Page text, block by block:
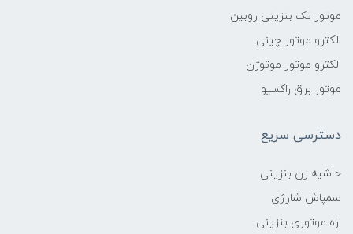
موتور تک بنزینی روبین
الکترو موتور چینی
الکترو موتور موتوژن
موتور برق راکسیو
دسترسی سریع
حاشیه زن بنزینی
سمپاش شارژی
اره موتوری بنزینی